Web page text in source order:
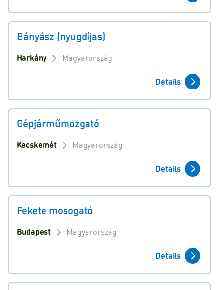
Bányász (nyugdíjas)
Harkány Magyarország
Details
Gépjárműmozgató
Kecskemét Magyarország
Details
Fekete mosogató
Budapest Magyarország
Details